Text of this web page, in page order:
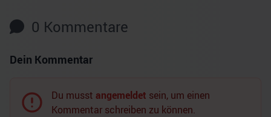
0 Kommentare
Dein Kommentar
Du musst angemeldet sein, um einen
Kommentar schreiben zu können.